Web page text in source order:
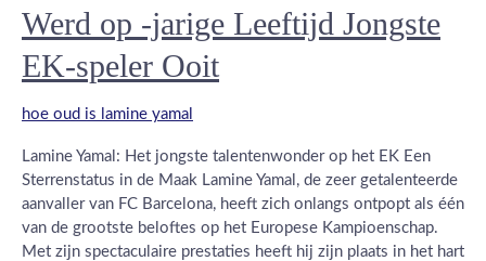
Werd op -jarige Leeftijd Jongste
EK-speler Ooit
hoe oud is lamine yamal
Lamine Yamal: Het jongste talentenwonder op het EK Een
Sterrenstatus in de Maak Lamine Yamal, de zeer getalenteerde
aanvaller van FC Barcelona, heeft zich onlangs ontpopt als één
van de grootste beloftes op het Europese Kampioenschap.
Met zijn spectaculaire prestaties heeft hij zijn plaats in het hart